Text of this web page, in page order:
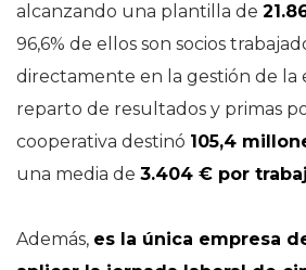
alcanzando una plantilla de
96,6% de ellos son socios
directamente en la gestión de la
reparto de resultados y primas
cooperativa destinó 105,4
una media de 3.404 € por
Además, es la única empresa